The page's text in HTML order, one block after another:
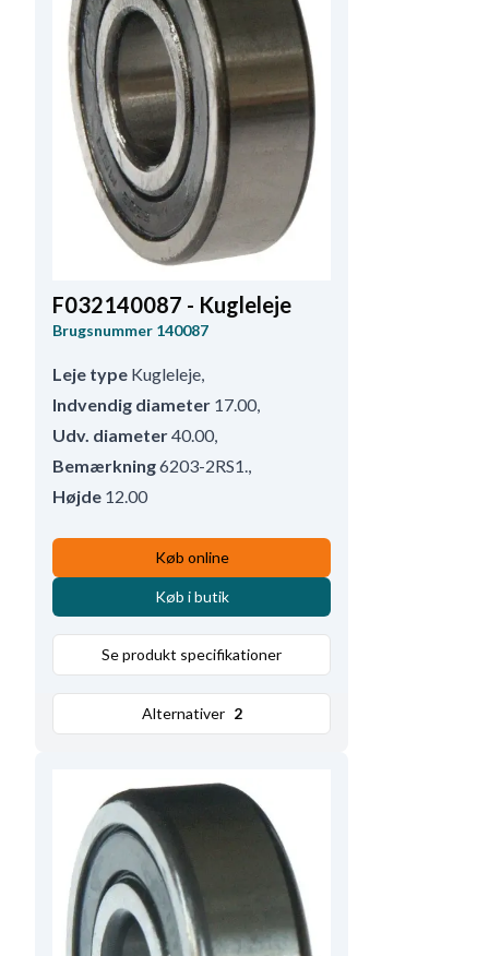
F032140087 - Kugleleje
Brugsnummer 140087
Leje type Kugleleje
Indvendig diameter 17.00,
Udv. diameter40.00,
Bemærkning6203-2RS1.
Højde 12.00
Køb online
Køb i butik
Se produkt specifikationer
Alternativer 2